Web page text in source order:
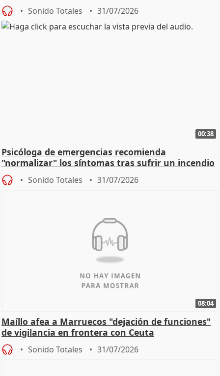
Sonido Totales 31/07/2026
00:38
Psicóloga de emergencias recomienda
"normalizar" los síntomas tras sufrir un incendio
Sonido Totales 31/07/2026
08:04
Maíllo afea a Marruecos "dejación de funciones"
de vigilancia en frontera con Ceuta
Sonido Totales 31/07/2026